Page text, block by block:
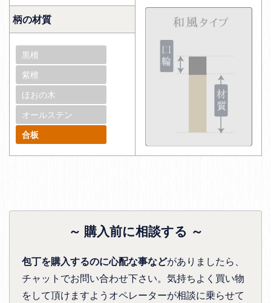
柄の材質
黒檀
紫檀
ほおの木
オールステン
合板
～ 購入前に相談する ～
包丁を購入するのに心配な事などがありましたら、
チャットでお問い合わせ下さい。気持ちよく買い物
をして頂けますようオペレーターが相談に乗らせて